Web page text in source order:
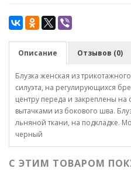
Описание Отзывов (0)
Блузка женская из
силуэта, на регулирующихся
центру переда и закреплены
вытачками из бокового шва.
льняной ткани, на подкладке.
черный
С ЭТИМ ТОВАРОМ